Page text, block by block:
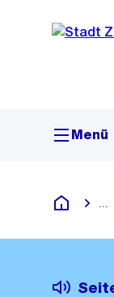
Sprunglink
Menü
Deutsch